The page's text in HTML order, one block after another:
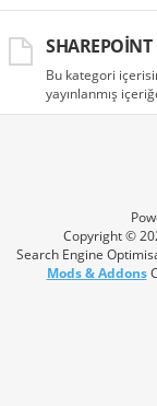
SHAREPOINT
Bu kategori
yayınlanmış
Copyright ©
Search Engine
Mods & Addons